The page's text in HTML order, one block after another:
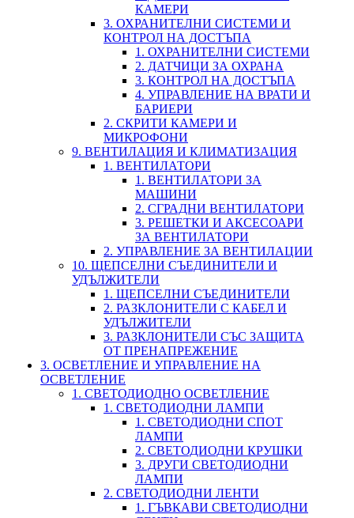
КАМЕРИ
3. ОХРАНИТЕЛНИ СИСТЕМИ И
КОНТРОЛ НА ДОСТЪПА
1. ОХРАНИТЕЛНИ СИСТЕМИ
2. ДАТЧИЦИ ЗА ОХРАНА
3. КОНТРОЛ НА ДОСТЪПА
4. УПРАВЛЕНИЕ НА ВРАТИ И
БАРИЕРИ
2. СКРИТИ КАМЕРИ И
МИКРОФОНИ
9. ВЕНТИЛАЦИЯ И КЛИМАТИЗАЦИЯ
1. ВЕНТИЛАТОРИ
1. ВЕНТИЛАТОРИ ЗА
МАШИНИ
2. СГРАДНИ ВЕНТИЛАТОРИ
3. РЕШЕТКИ И АКСЕСОАРИ
ЗА ВЕНТИЛАТОРИ
2. УПРАВЛЕНИЕ ЗА ВЕНТИЛАЦИИ
10. ЩЕПСЕЛНИ СЪЕДИНИТЕЛИ И
УДЪЛЖИТЕЛИ
1. ЩЕПСЕЛНИ СЪЕДИНИТЕЛИ
2. РАЗКЛОНИТЕЛИ С КАБЕЛ И
УДЪЛЖИТЕЛИ
3. РАЗКЛОНИТЕЛИ СЪС ЗАЩИТА
ОТ ПРЕНАПРЕЖЕНИЕ
3. ОСВЕТЛЕНИЕ И УПРАВЛЕНИЕ НА
ОСВЕТЛЕНИЕ
1. СВЕТОДИОДНО ОСВЕТЛЕНИЕ
1. СВЕТОДИОДНИ ЛАМПИ
1. СВЕТОДИОДНИ СПОТ
ЛАМПИ
2. СВЕТОДИОДНИ КРУШКИ
3. ДРУГИ СВЕТОДИОДНИ
ЛАМПИ
2. СВЕТОДИОДНИ ЛЕНТИ
1. ГЪВКАВИ СВЕТОДИОДНИ